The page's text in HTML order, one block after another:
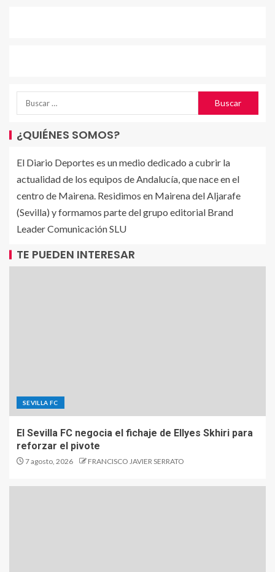
¿QUIÉNES SOMOS?
El Diario Deportes es un medio dedicado a cubrir la
actualidad de los equipos de Andalucía, que nace en el
centro de Mairena. Residimos en Mairena del Aljarafe
(Sevilla) y formamos parte del grupo editorial Brand
Leader Comunicación SLU
TE PUEDEN INTERESAR
SEVILLA FC
El Sevilla FC negocia el fichaje de Ellyes Skhiri para
reforzar el pivote
7 agosto, 2026 FRANCISCO JAVIER SERRATO